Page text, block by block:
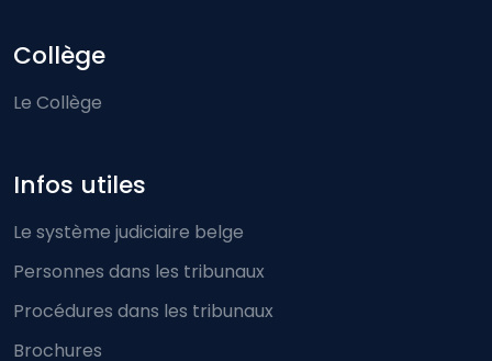
Collège
Le Collège
Infos utiles
Le système judiciaire belge
Personnes dans les tribunaux
Procédures dans les tribunaux
Brochures